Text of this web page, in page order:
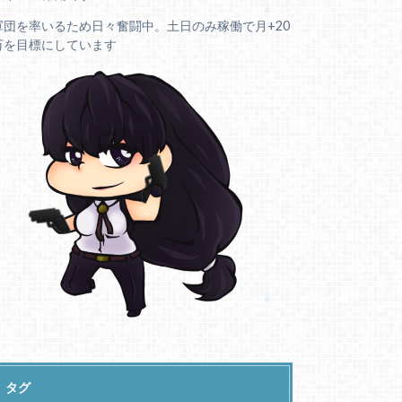
団を率いるため日々奮闘中。土日のみ稼働で月+20
を目標にしています
タグ